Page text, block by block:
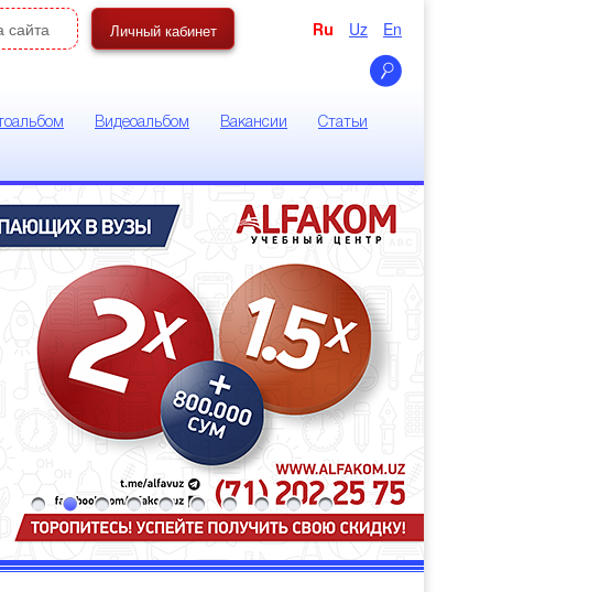
сайта Личный кабинет Ru Uz En
Видеоальбом Вакансии Статьи